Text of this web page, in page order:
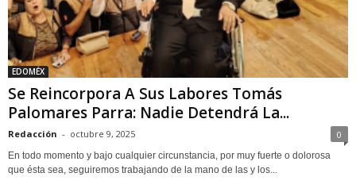
EDOMÉX
Se Reincorpora A Sus Labores Tomás
Palomares Parra: Nadie Detendrá La...
Redacción - octubre 9, 2025 0
En todo momento y bajo cualquier circunstancia, por muy fuerte o dolorosa
que ésta sea, seguiremos trabajando de la mano de las y los...